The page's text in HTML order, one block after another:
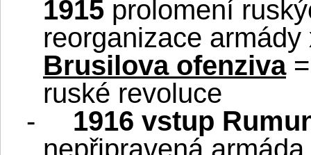
1915 prolomení
reorganizace
Brusilova ofenziva=
ruské revoluce
-
1916 vstup
nepřipravená